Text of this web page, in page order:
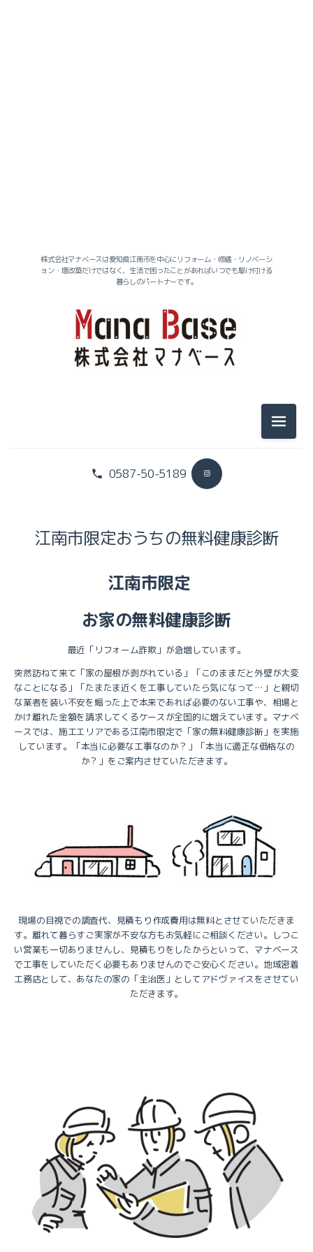
0587-50-5189
株式会社マナベースは愛知県江南市を中心にリフォーム・修繕・リノベーシ
ョン・増改築だけではなく、生活で困ったことがあればいつでも駆け付ける
暮らしのパートナーです。
メニュ
江南市限定おうちの無料健康診断
江南市限定
お家の無料健康診断
最近「リフォーム詐欺」が急増しています。
突然訪ねて来て「家の屋根が剥がれている」「このままだと外壁が大変
なことになる」「たまたま近くを工事していたら気になって…」と親切
な業者を装い不安を煽った上で本来であれば必要のない工事や、相場と
かけ離れた金額を請求してくるケースが全国的に増えています。マナベ
ースでは、施工エリアである江南市限定で「家の無料健康診断」を実施
しています。「本当に必要な工事なのか？」「本当に適正な価格なの
か？」をご案内させていただきます。
現場の目視での調査代、見積もり作成費用は無料とさせていただきま
す。離れて暮らすご実家が不安な方もお気軽にご相談ください。しつこ
い営業も一切ありませんし、見積もりをしたからといって、マナベース
で工事をしていただく必要もありませんのでご安心ください。地域密着
工務店として、あなたの家の「主治医」としてアドヴァイスをさせてい
ただきます。